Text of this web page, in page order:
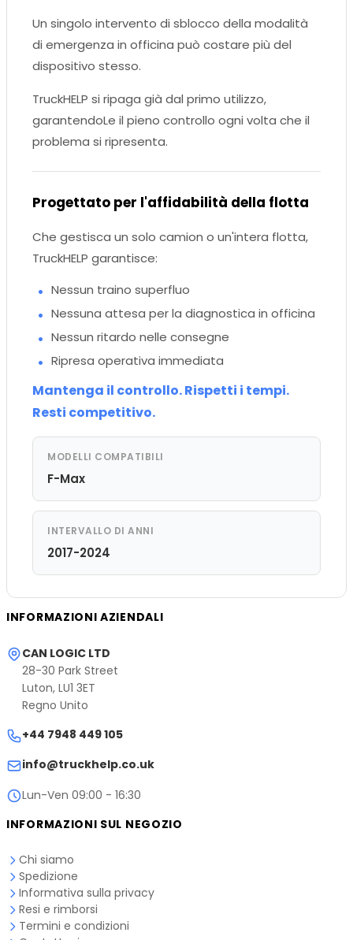
Un singolo intervento di sblocco della modalità
di emergenza in officina può costare più del
dispositivo stesso.
TruckHELP si ripaga già dal primo utilizzo,
garantendoLe il pieno controllo ogni volta che il
problema si ripresenta.
Progettato per l'affidabilità della flotta
Che gestisca un solo camion o un'intera flotta,
TruckHELP garantisce:
Nessun traino superfluo
Nessuna attesa per la diagnostica in officina
Nessun ritardo nelle consegne
Ripresa operativa immediata
Mantenga il controllo. Rispetti i tempi.
Resti competitivo.
MODELLI COMPATIBILI
F-Max
INTERVALLO DI ANNI
2017-2024
INFORMAZIONI AZIENDALI
CAN LOGIC LTD
28-30 Park Street
Luton, LU1 3ET
Regno Unito
+44 7948 449 105
info@truckhelp.co.uk
Lun-Ven 09:00 - 16:30
INFORMAZIONI SUL NEGOZIO
Chi siamo
Spedizione
Informativa sulla privacy
Resi e rimborsi
Termini e condizioni